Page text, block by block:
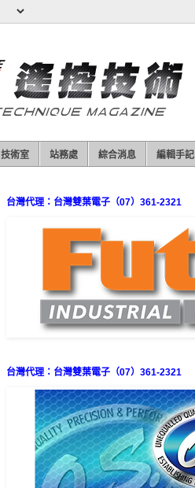
技術室 站務處 綜合消息 編輯手記
台灣代理：台灣雙葉電子（07）361-2321
台灣代理：台灣雙葉電子（07）361-2321